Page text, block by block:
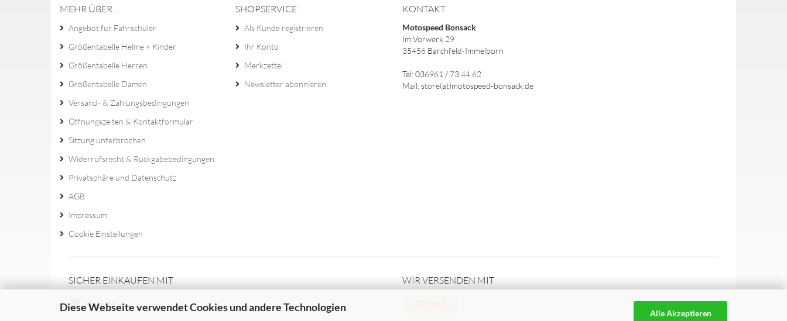
Diese Webseite verwendet Cookies und andere Technologien Alle Akzeptieren
MEHR ÜBER...
Angebot für Fahrschüler
Größentabelle Helme + Kinder
Größentabelle Herren
Größentabelle Damen
Versand- & Zahlungsbedingungen
Öffnungszeiten & Kontaktformular
Sitzung unterbrochen
Widerrufsrecht & Rückgabebedingungen
Privatsphäre und Datenschutz
AGB
Impressum
Cookie Einstellungen
SHOPSERVICE
Als Kunde registrieren
Ihr Konto
Merkzettel
Newsletter abonnieren
KONTAKT
Motospeed Bonsack
Im Vorwerk 29
35456 Barchfeld-Immelborn
Tel: 036961 / 73 44 62
Mail: store(at)motospeed-bonsack.de
SICHER EINKAUFEN MIT WIR VERSENDEN MIT